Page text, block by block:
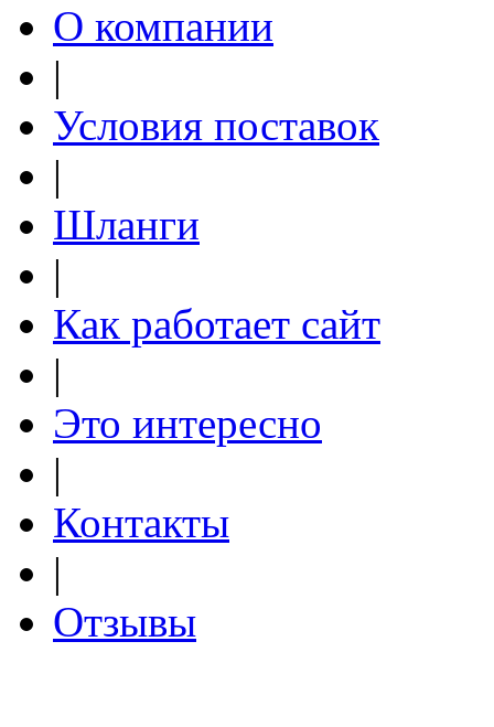
О компании
|
Условия поставок
|
Шланги
|
Как работает сайт
|
Это интересно
|
Контакты
|
Отзывы